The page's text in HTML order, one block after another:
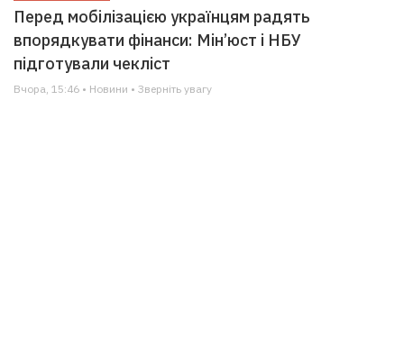
Перед мобілізацією українцям радять
впорядкувати фінанси: Мін’юст і НБУ
підготували чекліст
Вчора, 15:46 • Новини • Зверніть увагу